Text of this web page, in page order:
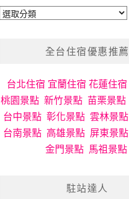
旅
全台住宿優惠推薦
台北住宿 宜蘭住宿 花蓮住宿
桃園景點 新竹景點 苗栗景點
台中景點 彰化景點 雲林景點
台南景點 高雄景點 屏東景點
金門景點 馬祖景點
駐站達人